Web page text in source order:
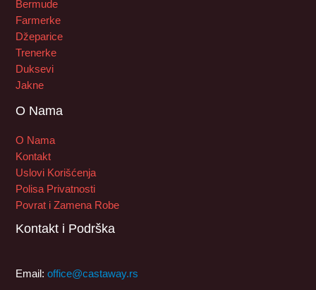
Bermude
Farmerke
Džeparice
Trenerke
Duksevi
Jakne
O Nama
O Nama
Kontakt
Uslovi Korišćenja
Polisa Privatnosti
Povrat i Zamena Robe
Kontakt i Podrška
Email:office@castaway.rs